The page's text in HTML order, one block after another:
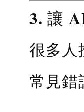
3. 讓
很多人
常見錯